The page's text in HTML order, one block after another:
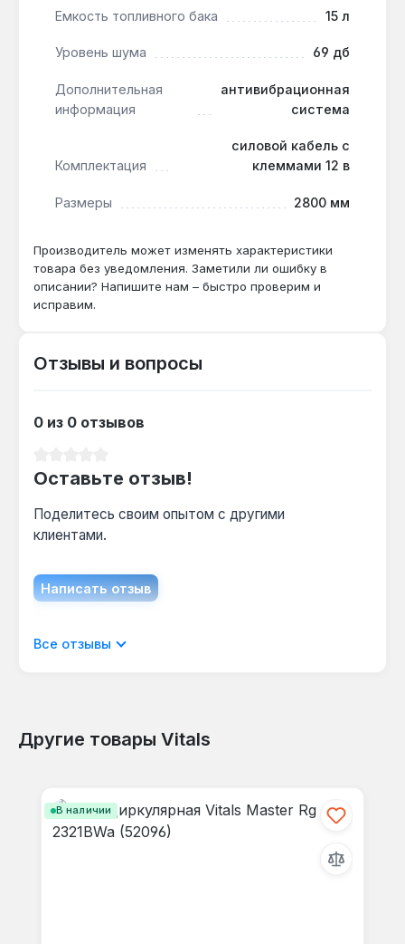
Можно ли использовать в квартире?
Да — уровень шума 69 дБ сравним с работой
пылесоса, а глушитель снижает выхлоп, но
требуется вентиляция для отвода выхлопных
Емкость топливного бака 15 л
Уровень шума 69 дб
Дополнительная
информация
антивибрационная
система
Комплектация
силовой кабель с
клеммами 12 в
Размеры 2800 мм
Производитель может изменять характеристики
товара без уведомления. Заметили ли ошибку в
описании? Напишите нам – быстро проверим и
исправим.
Отзывы и вопросы
0 из 0 отзывов
Оставьте отзыв!
Поделитесь своим опытом с другими
клиентами.
Написать отзыв
Отображать отзывы только на текущем
Все отзывы
Другие товары Vitals
В наличии